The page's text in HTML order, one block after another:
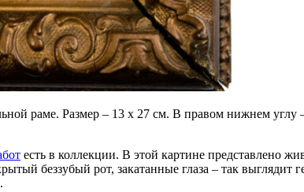
раме. Размер – 13 х 27 см. В правом нижнем
есть в коллекции. В этой картине представлено
беззубый рот, закатанные глаза – так